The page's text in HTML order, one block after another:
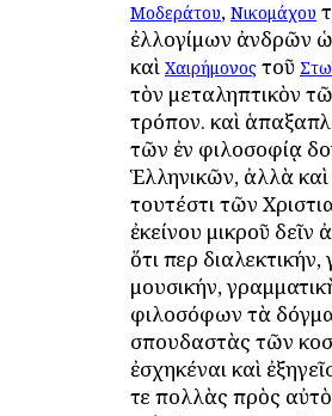
Μοδεράτου, Νικομάχου
ἐλλογίμων ἀνδρῶν
καὶ Χαιρήμονος τοῦ
τὸν μεταληπτικὸν
τρόπον. καὶ
τῶν ἐν φιλοσοφίᾳ
Ἑλληνικῶν, ἀλλὰ
τουτέστι τῶν
ἐκείνου μικροῦ
ὅτι περ
μουσικήν,
φιλοσόφων τὰ
σπουδαστὰς τῶν
ἐσχηκέναι καὶ
τε πολλὰς πρὸς